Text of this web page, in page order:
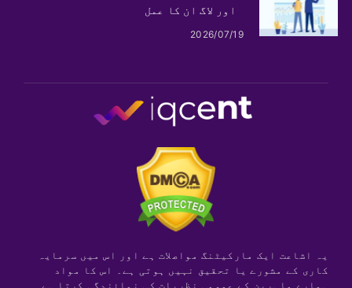
اور لاگ ان کا عمل
2026/07/19
یہ اشاعت ایک مارکیٹنگ مواصلات ہے اور اس میں سرمایہ
کاری کے مشورے یا تحقیق نہیں ہوتی ہے۔ اس کا مواد
ہمارے ماہرین کے عمومی نظریات کی نمائندگی کرتا ہے